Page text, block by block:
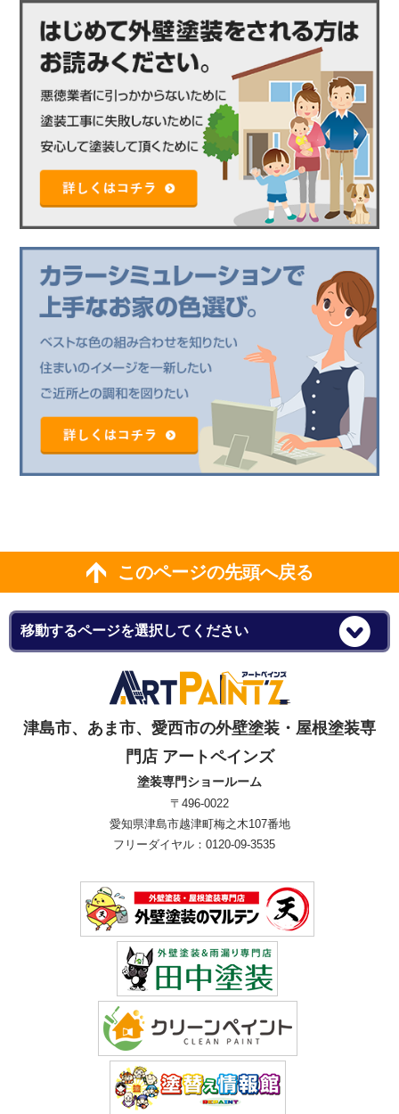
このページの先頭へ戻る
津島市、あま市、愛西市の外壁塗装・屋根塗装専
門店 アートペインズ
塗装専門ショールーム
〒496-0022
愛知県津島市越津町梅之木107番地
フリーダイヤル：0120-09-3535